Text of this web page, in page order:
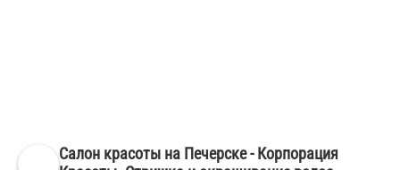
Салон красоты на Печерске - Корпорация